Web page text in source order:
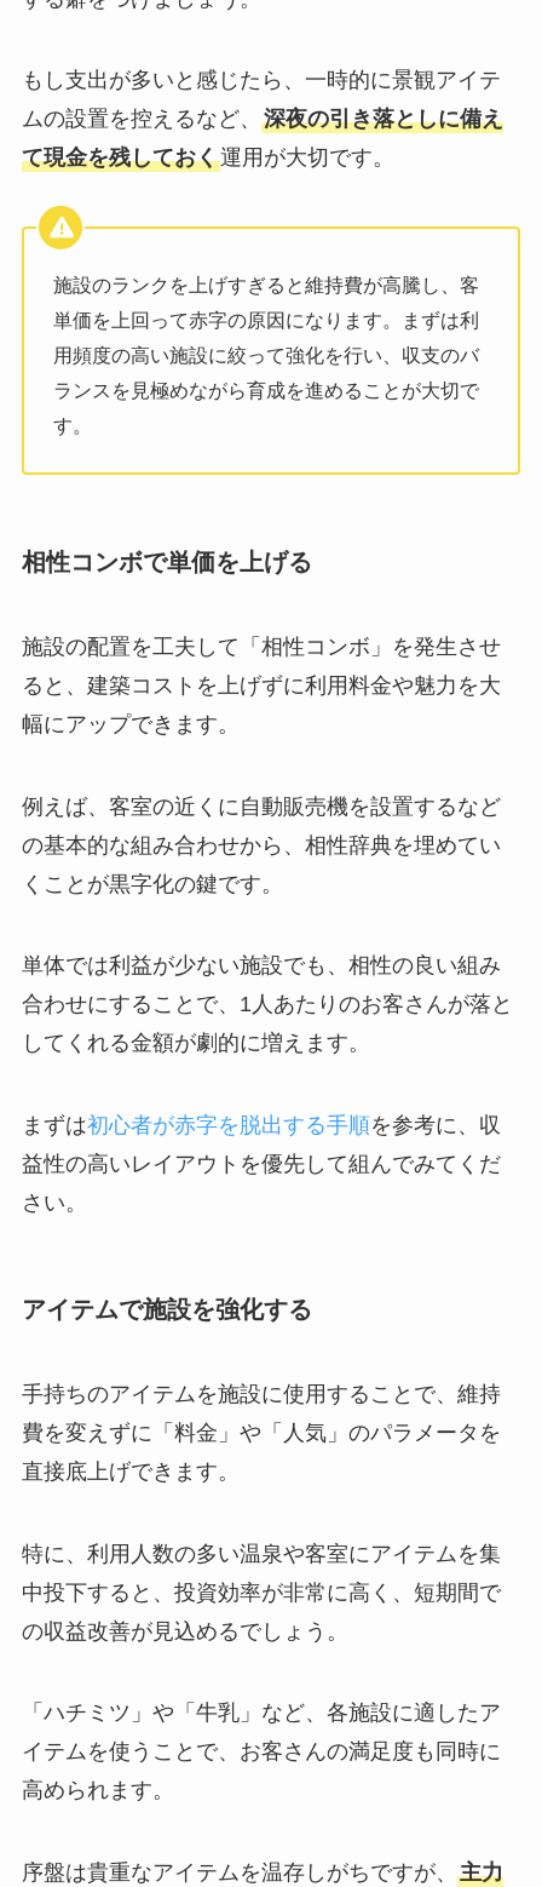
もし支出が多いと感じたら、一時的に景観アイテ
ムの設置を控えるなど、 深夜の引き落としに備え
て現金を残しておく運用が大切です。
施設のランクを上げすぎると維持費が高騰し、客
単価を上回って赤字の原因になります。まずは利
用頻度の高い施設に絞って強化を行い、収支のバ
ランスを見極めながら育成を進めることが大切で
す。
相性コンボで単価を上げる
施設の配置を工夫して「相性コンボ」を発生させ
ると、建築コストを上げずに利用料金や魅力を大
幅にアップできます。
例えば、客室の近くに自動販売機を設置するなど
の基本的な組み合わせから、相性辞典を埋めてい
くことが黒字化の鍵です。
単体では利益が少ない施設でも、相性の良い組み
合わせにすることで、1人あたりのお客さんが落と
してくれる金額が劇的に増えます。
まずは初心者が赤字を脱出する手順を参考に、収
益性の高いレイアウトを優先して組んでみてくだ
さい。
アイテムで施設を強化する
手持ちのアイテムを施設に使用することで、維持
費を変えずに「料金」や「人気」のパラメータを
直接底上げできます。
特に、利用人数の多い温泉や客室にアイテムを集
中投下すると、投資効率が非常に高く、短期間で
の収益改善が見込めるでしょう。
「ハチミツ」や「牛乳」など、各施設に適したア
イテムを使うことで、お客さんの満足度も同時に
高められます。
序盤は貴重なアイテムを温存しがちですが、 主力